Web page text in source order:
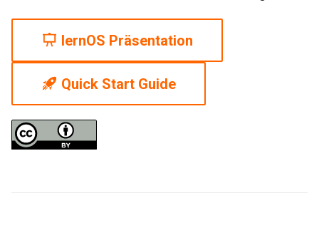
lernOS Präsentation
Quick Start Guide